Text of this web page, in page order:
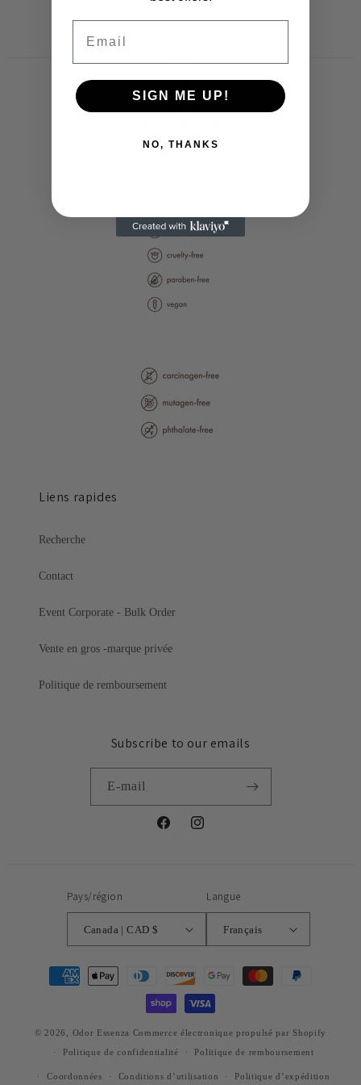
Liens rapides
Recherche
Contact
Event Corporate - Bulk Order
Vente en gros -marque privée
Politique de remboursement
Subscribe to our emails
E-mail
FacebookInstagram
Pays/région
Canada | CAD $
Langue
Français
paiement
© 2026, Odor Essenza Commerce électronique propulsé par Shopify
Politique de confidentialité
Politique de remboursement
Coordonnées Conditions d’utilisation Politique d’expédition
SIGN ME UP!
NO, THANKS